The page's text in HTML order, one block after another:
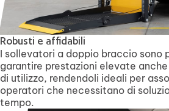
Robusti e affidabili
I sollevatori a doppio braccio sono
garantire prestazioni elevate
di utilizzo, rendendoli ideali per
operatori che necessitano di
tempo.